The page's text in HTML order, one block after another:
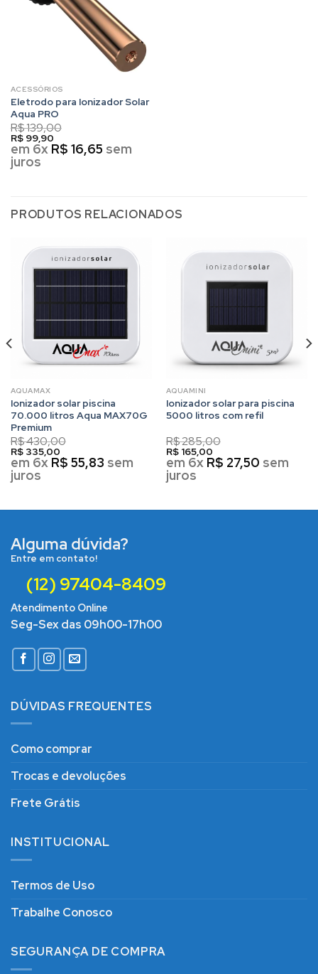
ACESSÓRIOS
Eletrodo para Ionizador Solar
Aqua PRO
R$139,00
R$99,90
em 6x R$ 16,65 sem
juros
PRODUTOS RELACIONADOS
AQUAMAX
Ionizador solar piscina
70.000 litros Aqua MAX70G
Premium
R$430,00
R$335,00
em 6x R$ 55,83 sem
juros
AQUAMINI
Ionizador solar para piscina
5000 litros com refil
R$285,00
R$165,00
em 6x R$ 27,50 sem
juros
Alguma dúvida?
Entre em contato!
(12) 97404-8409
Atendimento Online
Seg-Sex das 09h00-17h00
DÚVIDAS FREQUENTES
Como comprar
Trocas e devoluções
Frete Grátis
INSTITUCIONAL
Termos de Uso
Trabalhe Conosco
SEGURANÇA DE COMPRA